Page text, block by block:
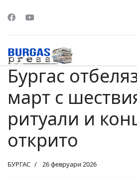
Бургас
март с
ритуали и
открито
БУРГАС 26 февруари 2026